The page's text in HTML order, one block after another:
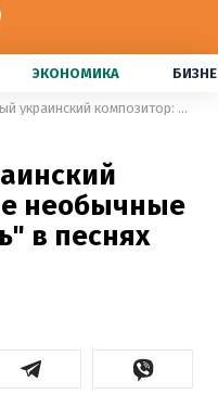
ЭКОНОМИКА
Легендарный украинский композитор: какие необычные слова "спрятались" в песнях Игоря Билозира
необычные
в песнях